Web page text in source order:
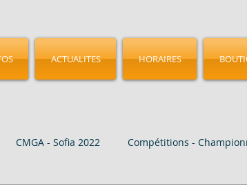
ACTUALITES HORAIRES
CMGA - Sofia 2022 Compétitions -